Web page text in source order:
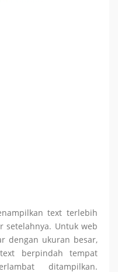
text terlebih
setelahnya. Untuk web
dengan ukuran besar,
berpindah tempat
ditampilkan.